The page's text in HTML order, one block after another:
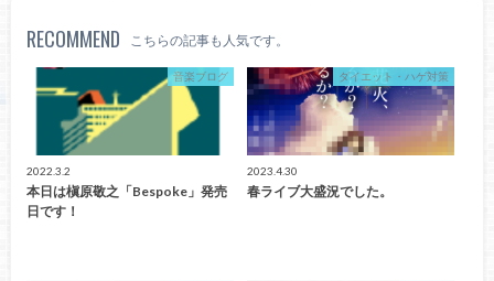
RECOMMEND こちらの記事も人気です。
音楽ブログ
2022.3.2
本日は槇原敬之「Bespoke」発売
日です！
ダイエット・ハゲ対策
2023.4.30
春ライブ大盛況でした。